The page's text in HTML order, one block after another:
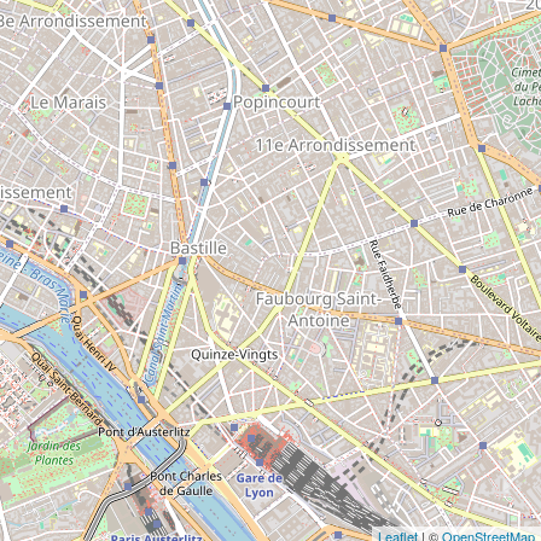
Leaflet| ©OpenStreetMap